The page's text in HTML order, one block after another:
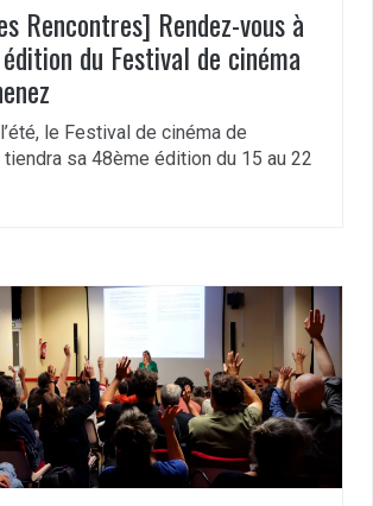
Rencontres] Rendez-vous à
du Festival de cinéma
le Festival de cinéma de
tiendra sa 48ème édition du 15 au 22